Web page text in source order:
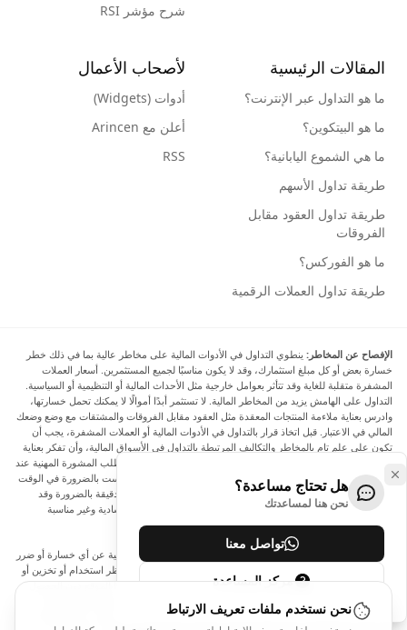
شرح مؤشر RSI
المقالات الرئيسية
ما هو التداول عبر الإنترنت؟
ما هو البيتكوين؟
ما هي الشموع اليابانية؟
طريقة تداول الأسهم
طريقة تداول العقود مقابل
الفروقات
ما هو الفوركس؟
طريقة تداول العملات الرقمية
لأصحاب الأعمال
أدوات (Widgets)
أعلن مع Arincen
RSS
الإفصاح عن المخاطر: ينطوي التداول في الأدوات المالية على مخاطر عالية بما في ذلك خطر
خسارة بعض أو كل مبلغ استثمارك، وقد لا يكون مناسبًا لجميع المستثمرين. أسعار العملات
المشفرة متقلبة للغاية وقد تتأثر بعوامل خارجية مثل الأحداث المالية أو التنظيمية أو السياسية.
التداول على الهامش يزيد من المخاطر المالية. لا تستثمر أبدًا أموالًا لا يمكنك تحمل خسارتها،
وادرس بعناية ملاءمة المنتجات المعقدة مثل العقود مقابل الفروقات والمشتقات مع وضع وضعك
المالي في الاعتبار. قبل اتخاذ قرار بالتداول في الأدوات المالية أو العملات المشفرة، يجب أن
تكون على علم تام بالمخاطر والتكاليف المرتبطة بالتداول في الأسواق المالية، وأن تفكر بعناية
في أهدافك الاستثمارية ومستوى خبرتك ورغبتك في المخاطرة، وأن تطلب المشورة المهنية عند
الحاجة. تود Arincen أن تذكرك بأن البيانات الواردة في هذا الموقع ليست بالضرورة في الوقت
الفعلي وليست دقيقة. البيانات والأسعار الموجودة على الموقع ليست دقيقة بالضرورة وقد
تختلف عن السعر الفعلي في أي سوق معينة، مما يعني أن الأسعار إرشادية وغير مناسبة
لأغراض التداول.
لن يتحمل Arincen وأي مزود للبيانات الواردة في هذا الموقع المسؤولية عن أي خسارة أو ضرر
نتيجة لتداولك، أو اعتمادك على المعلومات الواردة في هذا الموقع. يحظر استخدام أو تخزين أو
إعادة إنتاج أو عرض أو تعديل أو نقل أو توزيع البيانات الموجودة في هذا الموقع دون الحصول
على إذن كتابي صريح مسبق من Arincen و/أو مزود البيانات. جميع حقوق الملكية الفكرية
محفوظة من قبل مقدمي الخدمة و/أو البورصة التي تقدم البيانات الواردة في هذا الموقع. قد
هل تحتاج مساعدة؟
نحن هنا لمساعدتك
تواصل معنا
مركز المساعدة
نحن نستخدم ملفات تعريف الارتباط